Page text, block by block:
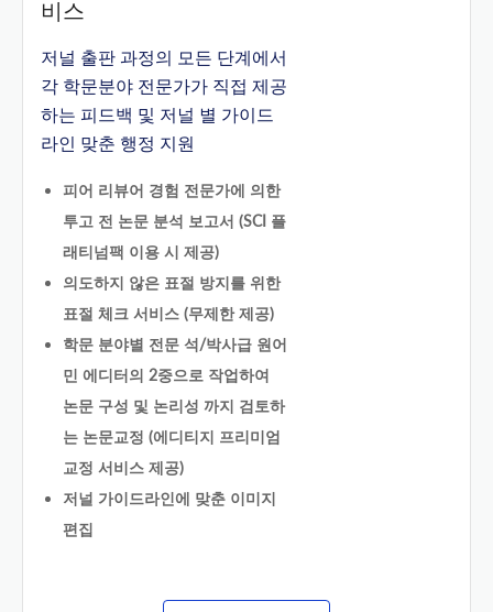
비스
저널 출판 과정의 모든 단계에서
각 학문분야 전문가가 직접 제공
하는 피드백 및 저널 별 가이드
라인 맞춘 행정 지원
피어 리뷰어 경험 전문가에 의한
투고 전 논문 분석 보고서 (SCI 플
래티넘팩 이용 시 제공)
의도하지 않은 표절 방지를 위한
표절 체크 서비스 (무제한 제공)
학문 분야별 전문 석/박사급 원어
민 에디터의 2중으로 작업하여
논문 구성 및 논리성 까지 검토하
는 논문교정 (에디티지 프리미엄
교정 서비스 제공)
저널 가이드라인에 맞춘 이미지
편집